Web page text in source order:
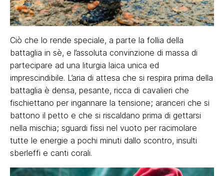
Ciò che lo rende speciale, a parte la follia della
battaglia in sè, e l’assoluta convinzione di massa di
partecipare ad una liturgia laica unica ed
imprescindibile. L’aria di attesa che si respira prima della
battaglia è densa, pesante, ricca di cavalieri che
fischiettano per ingannare la tensione; aranceri che si
battono il petto e che si riscaldano prima di gettarsi
nella mischia; sguardi fissi nel vuoto per racimolare
tutte le energie a pochi minuti dallo scontro, insulti
sberleffi e canti corali.